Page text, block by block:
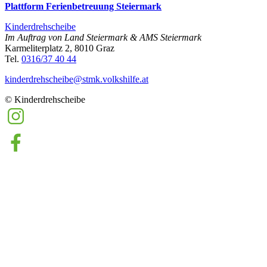
Plattform Ferienbetreuung Steiermark
Kinderdrehscheibe
Im Auftrag von Land Steiermark & AMS Steiermark
Karmeliterplatz 2, 8010 Graz
Tel. 0316/37 40 44
kinderdrehscheibe@­stmk.volkshilfe.at
© Kinderdrehscheibe